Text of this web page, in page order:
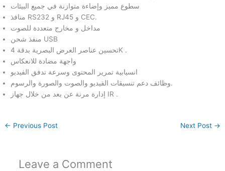
سطوع مميز وإضاءة متوازنة في جميع البيئات
منافذ RS232 و RJ45 و CEC.
مداخل و مخارج متعددة للصوت
منفذ شحن USB
تحسين عناصر العرض البصرية بدقة 4K .
واجهة مضادة للانعكاس
انسيابية تمرير المحتوى وسرعة تدفق الفيديو
وظائف دعم تنسيقات الفيديو والصوت والصورة والرسوم.
إدارة مرنة عن بعد من خلال جهاز IR .
← Previous Post Next Post →
Leave a Comment